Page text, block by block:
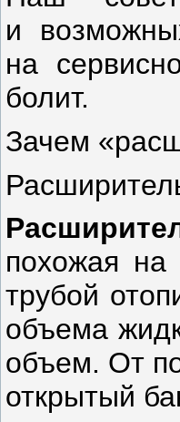
и
на
болит.
Зачем
похожая на
трубой
объема
объем. От
открытый